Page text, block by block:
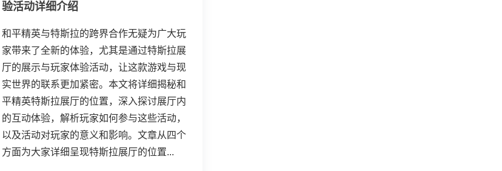
验活动详细介绍
和平精英与特斯拉的跨界合作无疑为广大玩
家带来了全新的体验，尤其是通过特斯拉展
厅的展示与玩家体验活动，让这款游戏与现
实世界的联系更加紧密。本文将详细揭秘和
平精英特斯拉展厅的位置，深入探讨展厅内
的互动体验，解析玩家如何参与这些活动，
以及活动对玩家的意义和影响。文章从四个
方面为大家详细呈现特斯拉展厅的位置...